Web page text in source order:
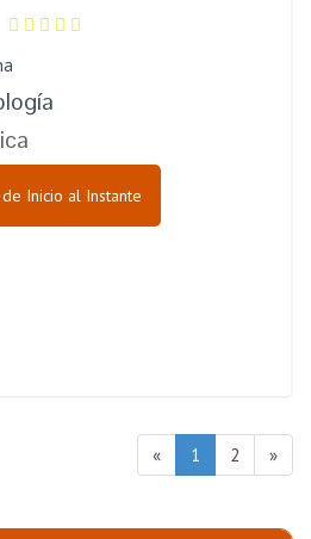
Inicio al Instante
« 1 2 »